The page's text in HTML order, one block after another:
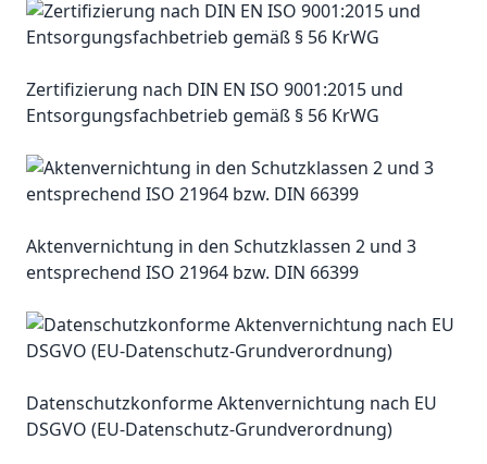
Zertifizierung nach DIN EN ISO 9001:2015 und
Entsorgungsfachbetrieb gemäß § 56 KrWG
Aktenvernichtung in den Schutzklassen 2 und 3
entsprechend ISO 21964 bzw. DIN 66399
Datenschutzkonforme Aktenvernichtung nach EU
DSGVO (EU-Datenschutz-Grundverordnung)